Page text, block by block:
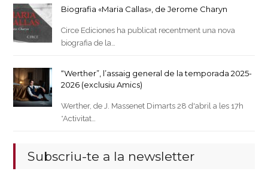
Biografia «Maria Callas», de Jerome Charyn
Circe Ediciones ha publicat recentment una nova
biografia de la…
“Werther”, l’assaig general de la temporada 2025-
2026 (exclusiu Amics)
Werther, de J. Massenet Dimarts 28 d'abril a les 17h
*Activitat…
Subscriu-te a la newsletter